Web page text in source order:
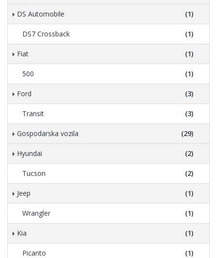
DS Automobile (1)
DS7 Crossback (1)
Fiat (1)
500 (1)
Ford (3)
Transit (3)
Gospodarska vozila (29)
Hyundai (2)
Tucson (2)
Jeep (1)
Wrangler (1)
Kia (1)
Picanto (1)